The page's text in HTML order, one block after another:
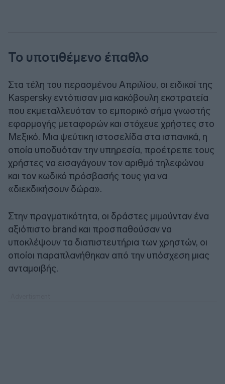
Το υποτιθέμενο έπαθλο
Στα τέλη του περασμένου Απριλίου, οι ειδικοί της
Kaspersky εντόπισαν μια κακόβουλη εκστρατεία
που εκμεταλλευόταν το εμπορικό σήμα γνωστής
εφαρμογής μεταφορών και στόχευε χρήστες στο
Μεξικό. Μια ψεύτικη ιστοσελίδα στα ισπανικά, η
οποία υποδυόταν την υπηρεσία, προέτρεπε τους
χρήστες να εισαγάγουν τον αριθμό τηλεφώνου
και τον κωδικό πρόσβασής τους για να
«διεκδικήσουν δώρα».
Στην πραγματικότητα, οι δράστες μιμούνταν ένα
αξιόπιστο brand και προσπαθούσαν να
υποκλέψουν τα διαπιστευτήρια των χρηστών, οι
οποίοι παραπλανήθηκαν από την υπόσχεση μιας
ανταμοιβής.